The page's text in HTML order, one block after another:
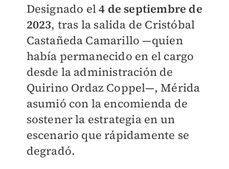
Designado el4 de septiembre de
2023, tras la salida de Cristóbal
Castañeda Camarillo —quien
había permanecido en el cargo
desde la administración de
Quirino Ordaz Coppel—, Mérida
asumió con la encomienda de
sostener la estrategia en un
escenario que rápidamente se
degradó.